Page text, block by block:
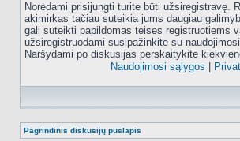
Norėdami prisijungti turite būti užsiregistravę.
akimirkas tačiau suteikia jums daugiau
gali suteikti papildomas teises registruotiems
užsiregistruodami susipažinkite su
Naršydami po diskusijas perskaitykite
Naudojimosi sąlygos
Pagrindinis diskusijų puslapis